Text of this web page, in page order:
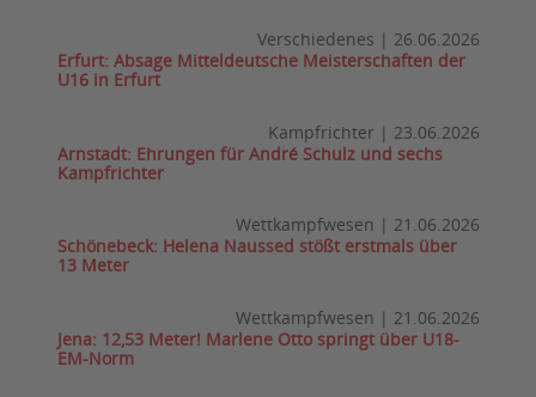
Verschiedenes | 26.06.2026
Erfurt: Absage Mitteldeutsche Meisterschaften der
U16 in Erfurt
Kampfrichter | 23.06.2026
Arnstadt: Ehrungen für André Schulz und sechs
Kampfrichter
Wettkampfwesen | 21.06.2026
Schönebeck: Helena Naussed stößt erstmals über
13 Meter
Wettkampfwesen | 21.06.2026
Jena: 12,53 Meter! Marlene Otto springt über U18-
EM-Norm